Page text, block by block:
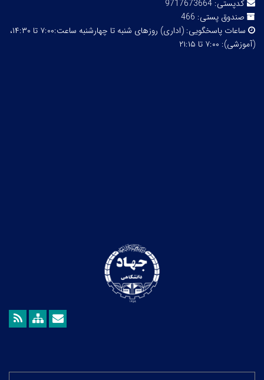
کدپستی: 9717673664
صندوق پستی: 466
ساعات پاسخگویی:
(اداری) روزهای شنبه تا چهارشنبه ساعت:۷:۰۰ تا ۱۴:۳۰،
(آموزشی): ۷:۰۰ تا ۲۱:۱۵